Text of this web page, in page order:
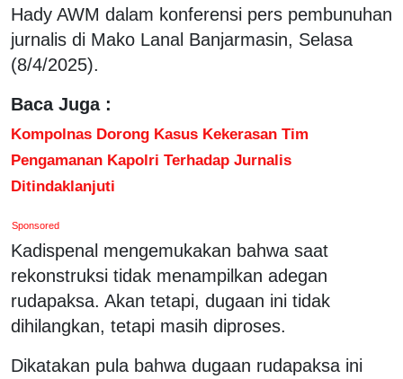
Hady AWM dalam konferensi pers pembunuhan
jurnalis di Mako Lanal Banjarmasin, Selasa
(8/4/2025).
Baca Juga :
Kompolnas Dorong Kasus Kekerasan Tim
Pengamanan Kapolri Terhadap Jurnalis
Ditindaklanjuti
Sponsored
Kadispenal mengemukakan bahwa saat
rekonstruksi tidak menampilkan adegan
rudapaksa. Akan tetapi, dugaan ini tidak
dihilangkan, tetapi masih diproses.
Dikatakan pula bahwa dugaan rudapaksa ini